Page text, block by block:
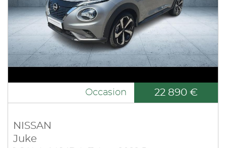
Occasion 22 890 €
NISSAN
Juke